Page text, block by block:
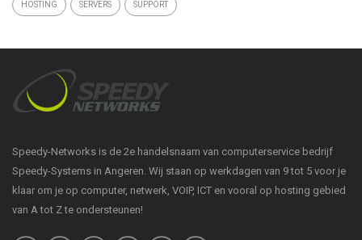
HOSTING SERVERS SUPPORT
Speedy-Networks is de 2e handelsnaam van computerservice bedrijf
Speedy-Systems in Angeren. Wij staan op werkdagen van 9 tot 5 voor je
klaar om je op computer, netwerk, VOIP, ICT en vooral op hosting gebied
van A tot Z te ondersteunen!